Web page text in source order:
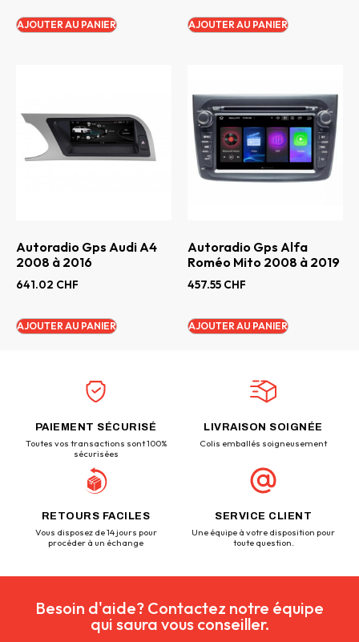
AJOUTER AU PANIER AJOUTER AU PANIER
Autoradio Gps Audi A4
2008 à 2016
641.02 CHF
AJOUTER AU PANIER
Autoradio Gps Alfa
Roméo Mito 2008 à 2019
457.55 CHF
AJOUTER AU PANIER
PAIEMENT SÉCURISÉ
Toutes vos transactions sont 100%
sécurisées
LIVRAISON SOIGNÉE
Colis emballés soigneusement
RETOURS FACILES
Vous disposez de 14 jours pour
procéder à un échange
SERVICE CLIENT
Une équipe à votre disposition pour
toute question.
Besoin d'aide? Contactez notre équipe
qui saura vous conseiller.